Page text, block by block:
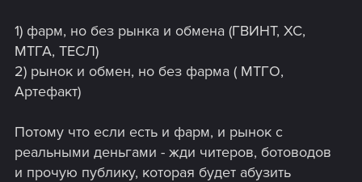
1) фарм, но без рынка и обмена (ГВИНТ, ХС,
МТГА, ТЕСЛ)
2) рынок и обмен, но без фарма ( МТГО,
Артефакт)
Потому что если есть и фарм, и рынок с
реальными деньгами - жди читеров, ботоводов
и прочую публику, которая будет абузить